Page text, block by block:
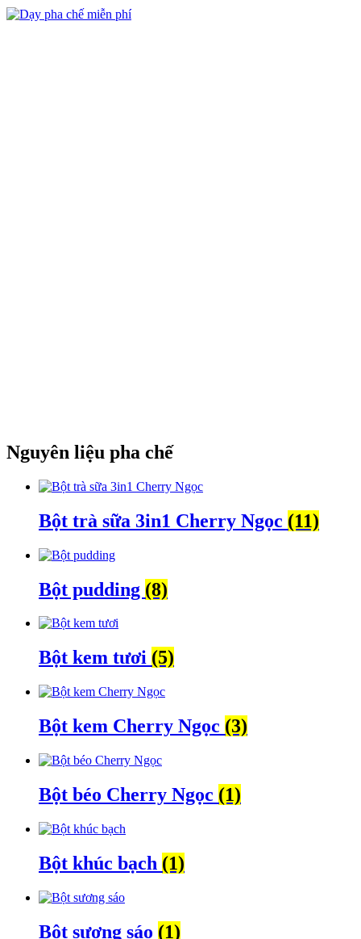
Nguyên liệu pha chế
Bột trà sữa 3in1 Cherry Ngọc (11)
Bột pudding (8)
Bột kem tươi (5)
Bột kem Cherry Ngọc (3)
Bột béo Cherry Ngọc (1)
Bột khúc bạch (1)
Bột sương sáo (1)